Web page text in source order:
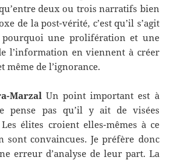
deux ou trois narratifs bien
de la post-vérité, c’est qu’il s’agit
pourquoi une prolifération et une
l’information en viennent à créer
même de l’ignorance.
Marzal Un point important est à
pense pas qu’il y ait de visées
élites croient elles-mêmes à ce
sont convaincues. Je préfère donc
erreur d’analyse de leur part. La